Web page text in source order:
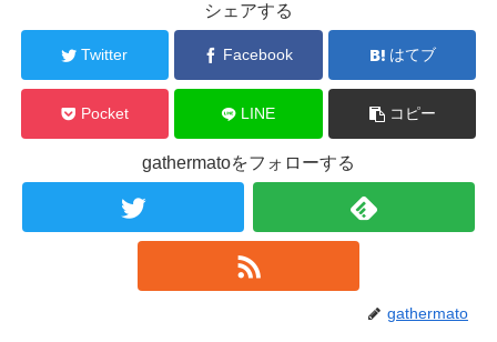
シェアする
Twitter Facebook はてブ
Pocket LINE コピー
gathermatoをフォローする
gathermato